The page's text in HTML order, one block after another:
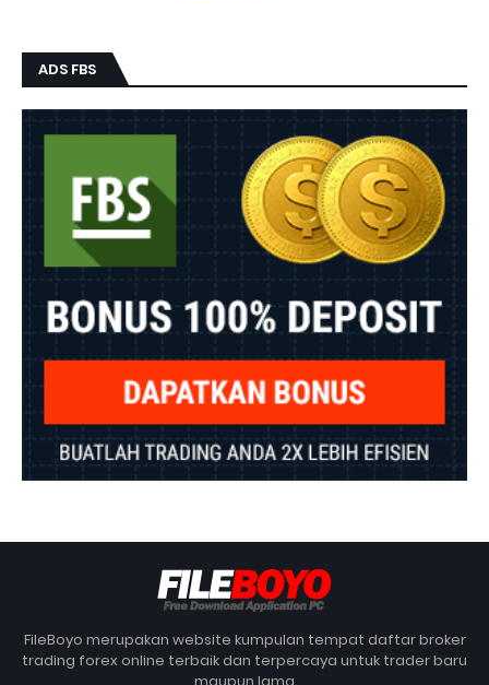
ADS FBS
FileBoyo merupakan website kumpulan tempat daftar broker
trading forex online terbaik dan terpercaya untuk trader baru